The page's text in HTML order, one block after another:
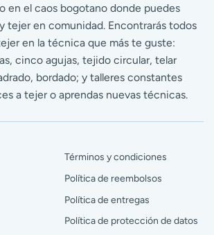
en el caos bogotano donde puedes
tejer en comunidad. Encontrarás todos
en la técnica que más te guste:
cinco agujas, tejido circular, telar
bordado; y talleres constantes
a tejer o aprendas nuevas técnicas.
Términos y condiciones
Política de reembolsos
Política de entregas
Política de protección de datos